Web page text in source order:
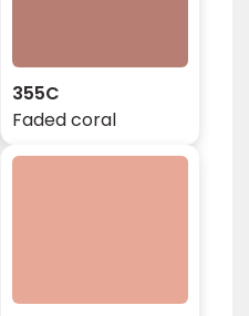
355C
Faded coral